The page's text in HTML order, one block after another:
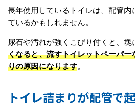
長年使用しているトイレは、配管内
ているかもしれません。
尿石や汚れが強くこびり付くと、塊
くなると、流すトイレットペーパ
りの原因になります。
トイレ詰まりが配管で